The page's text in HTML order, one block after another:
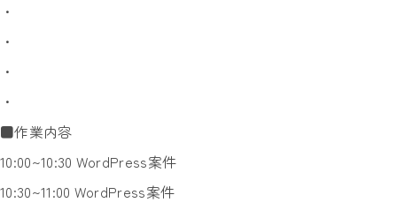
・
・
・
・
■作業内容
10:00~10:30 WordPress案件
10:30~11:00 WordPress案件